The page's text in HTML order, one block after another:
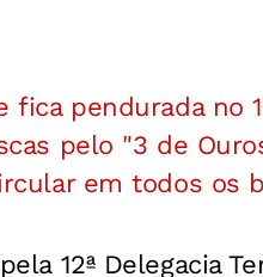
fica pendurada no
pelo "3 de
em todos os
12ª Delegacia